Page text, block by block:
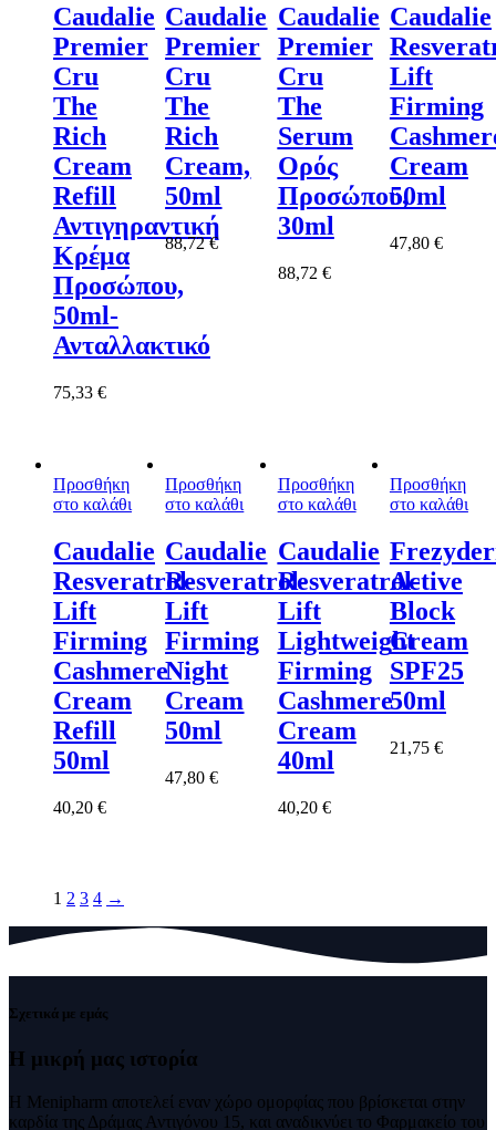
Caudalie
Premier
Cru
The
Rich
Cream
Refill
Αντιγηραντική
Κρέμα
Προσώπου,
50ml-
Ανταλλακτικό
75,33 €
Caudalie
Premier
Cru
The
Rich
Cream,
50ml
88,72€
Caudalie
Premier
Cru
The
Serum
Ορός
Προσώπου,
30ml
88,72 €
Caudalie
Lift
Firming
Cream
50ml
47,80 €
Προσθήκη
στο καλάθι
Caudalie
Resveratrol-
Lift
Firming
Cashmere
Cream
Refill
50ml
40,20 €
Προσθήκη
στο καλάθι
Caudalie
Resveratrol-
Lift
Firming
Night
Cream
50ml
47,80€
Προσθήκη
στο καλάθι
Caudalie
Resveratrol-
Lift
Lightweight
Firming
Cashmere
Cream
40ml
40,20 €
Προσθήκη
στο καλάθι
Active
Block
Cream
SPF25
50ml
21,75 €
1 2 3 4 →
Σχετικά με εμάς
Η μικρή μας ιστορία
Η Menipharm αποτελεί εναν χώρο ομορφίας που βρίσκεται στην
καρδία της Δράμας Αντιγόνου 15, και αναδικνύει το Φαρμακείο του